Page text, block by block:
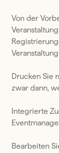
Von der
Drucken Sie
zwar dann,
Integrierte
Bearbeiten